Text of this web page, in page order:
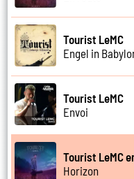
Tourist LeMC
Engel in
Tourist LeMC
Envoi
Tourist LeMC
Horizon